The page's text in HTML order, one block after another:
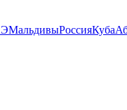
МальдивыРоссияКуба